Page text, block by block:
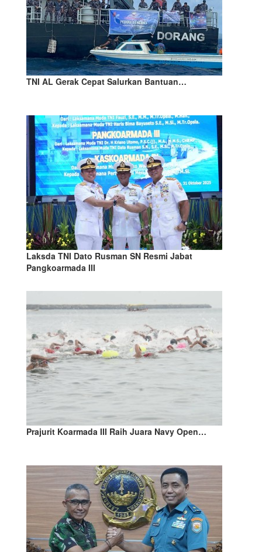
TNI AL Gerak Cepat Salurkan Bantuan…
Laksda TNI Dato Rusman SN Resmi Jabat
Pangkoarmada III
Prajurit Koarmada III Raih Juara Navy Open…